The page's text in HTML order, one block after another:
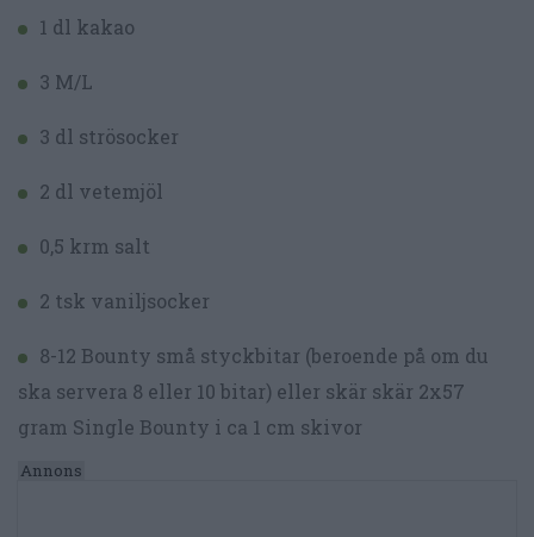
1 dl kakao
3 M/L
3 dl strösocker
2 dl vetemjöl
0,5 krm salt
2 tsk vaniljsocker
8-12 Bounty små styckbitar (beroende på om du
ska servera 8 eller 10 bitar) eller skär skär 2x57
gram Single Bounty i ca 1 cm skivor